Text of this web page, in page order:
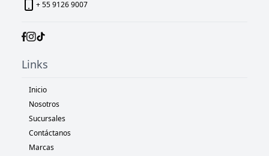
+ 55 9126 9007
Links
Inicio
Nosotros
Sucursales
Contáctanos
Marcas